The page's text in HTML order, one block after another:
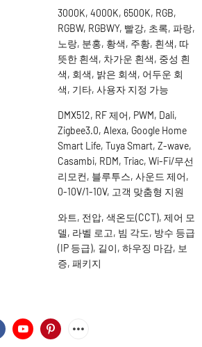
3000K, 4000K, 6500K, RGB,
RGBW, RGBWY, 빨강, 초록, 파랑,
노랑, 분홍, 황색, 주황, 흰색, 따
뜻한 흰색, 차가운 흰색, 중성 흰
색, 회색, 밝은 회색, 어두운 회
색, 기타, 사용자 지정 가능
DMX512, RF 제어, PWM, Dali,
Zigbee3.0, Alexa, Google Home
Smart Life, Tuya Smart, Z-wave,
Casambi, RDM, Triac, Wi-Fi/무선
리모컨, 블루투스, 사운드 제어,
0-10V/1-10V, 고객 맞춤형 지원
와트, 전압, 색온도(CCT), 제어 모
델, 라벨 로고, 빔 각도, 방수 등급
(IP 등급), 길이, 하우징 마감, 보
증, 패키지